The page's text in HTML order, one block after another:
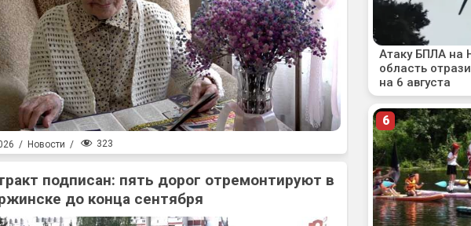
/ Новости / 323
подписан: пять дорог отремонтируют в
до конца сентября